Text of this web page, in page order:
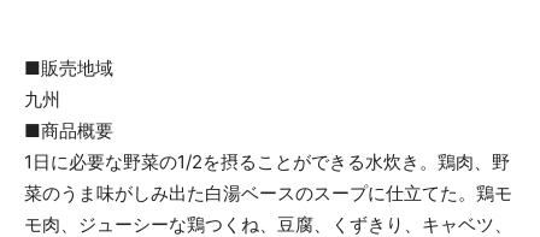
■販売地域
九州
■商品概要
1日に必要な野菜の1/2を摂ることができる水炊き。鶏肉、野
菜のうま味がしみ出た白湯ベースのスープに仕立てた。鶏モ
モ肉、ジューシーな鶏つくね、豆腐、くずきり、キャベツ、